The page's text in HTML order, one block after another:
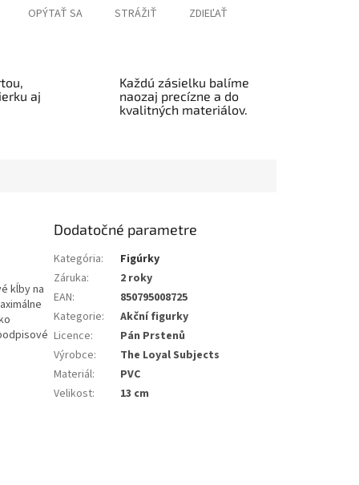
OPÝTAŤ SA STRÁŽIŤ ZDIEĽAŤ
aj
Každú zásielku balíme
naozaj precízne a do
kvalitných materiálov.
kĺby na
Dodatočné parametre
Kategória:
Figúrky
Záruka:
2 roky
EAN:
850795008725
Kategorie:
Akční figurky
Licence:
Pán Prstenů
Výrobce:
The Loyal Subjects
Materiál:
PVC
Velikost: 13 cm